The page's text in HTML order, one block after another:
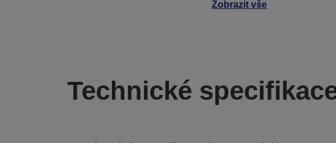
Zobrazit vše
Technické